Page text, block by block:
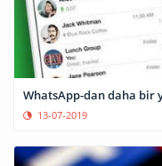
WhatsApp-dan daha bir
13-07-2019